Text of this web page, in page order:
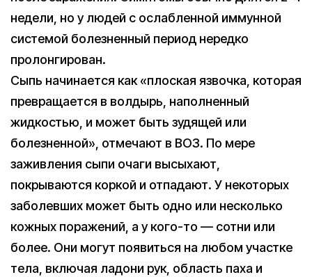
недели, но у людей с ослабленной иммунной
системой болезненный период нередко
пролонгирован.
Сыпь начинается как «плоская язвочка, которая
превращается в волдырь, наполненный
жидкостью, и может быть зудящей или
болезненной», отмечают в ВОЗ. По мере
заживления сыпи очаги высыхают,
покрываются коркой и отпадают. У некоторых
заболевших может быть одно или несколько
кожных поражений, а у кого-то — сотни или
более. Они могут появиться на любом участке
тела, включая ладони рук, область паха и